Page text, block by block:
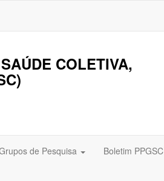
COLETIVA,
de Pesquisa Boletim PPGSC